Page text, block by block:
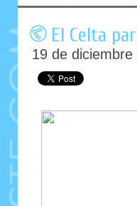
El Celta
19 de